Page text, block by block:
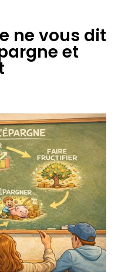
ne vous dit
et